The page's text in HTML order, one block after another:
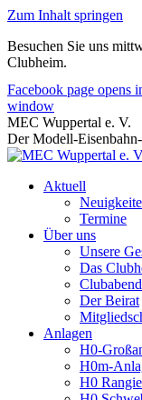
Zum Inhalt springen
Besuchen Sie uns
Clubheim.
Facebook page opens
window
MEC Wuppertal e. V.
Der Modell-
Aktuell
Termine
Über uns
Unsere
Das
Der Beirat
Anlagen
H0-
H0m-
H0